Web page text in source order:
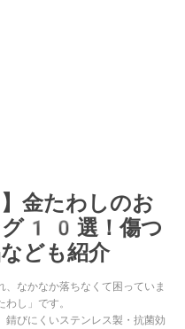
金たわしのお
グ10選！傷つ
ども紹介
なかなか落ちなくて困っていま
たわし」です。
錆びにくいステンレス製・抗菌効